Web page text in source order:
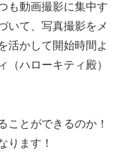
も動画撮影に集中す
いて、写真撮影をメ
活かして開始時間よ
（ハローキティ殿）
ことができるのか！
ります！